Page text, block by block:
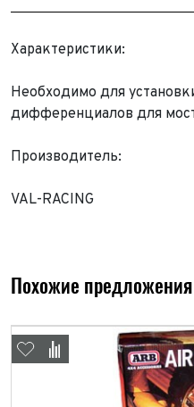
Характеристики:
Необходимо для
дифференциалов для
Производитель:
VAL-RACING
Похожие предложения
Телефон*
ФИО*
Телефон*
Заявка
ФИО*